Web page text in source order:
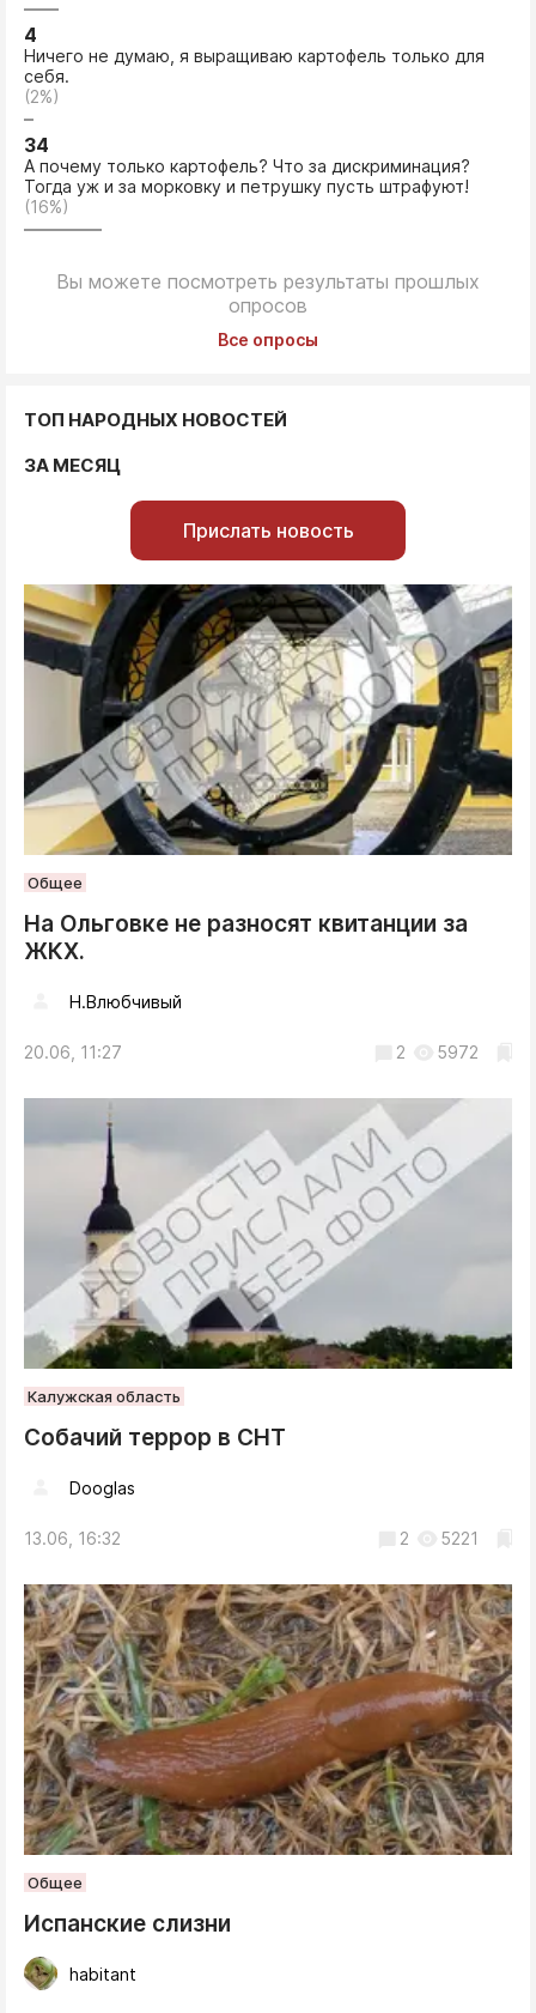
4
Ничего не думаю, я выращиваю картофель только для
себя.
(2%)
34
А почему только картофель? Что за дискриминация?
Тогда уж и за морковку и петрушку пусть штрафуют!
(16%)
Вы можете посмотреть результаты прошлых
опросов
Все опросы
ТОП НАРОДНЫХ НОВОСТЕЙ
ЗА МЕСЯЦ
Прислать новость
Общее
На Ольговке не разносят квитанции за
ЖКХ.
Н.Влюбчивый
20.06, 11:27 2 5972
Калужская область
Собачий террор в СНТ
Dooglas
13.06, 16:32 2 5221
Общее
Испанские слизни
habitant